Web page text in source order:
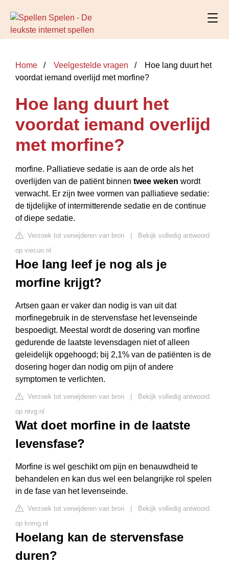
Home Veelgestelde vragen
Hoe lang duurt het
voordat iemand overlijd met morfine?
Hoe lang duurt het
voordat iemand overlijd
met morfine?
morfine. Palliatieve sedatie is aan de orde als het
overlijden van de patiënt binnen twee weken wordt
verwacht. Er zijn twee vormen van palliatieve sedatie:
de tijdelijke of intermitterende sedatie en de continue
of diepe sedatie.
Verzoek tot verwijderen van bron
Bekijk volledig antwoord
op viecuri.nl
Hoe lang leef je nog als je
morfine krijgt?
Artsen gaan er vaker dan nodig is van uit dat
morfinegebruik in de stervensfase het levenseinde
bespoedigt. Meestal wordt de dosering van morfine
gedurende de laatste levensdagen niet of alleen
geleidelijk opgehoogd; bij 2,1% van de patiënten is de
dosering hoger dan nodig om pijn of andere
symptomen te verlichten.
Verzoek tot verwijderen van bron
Bekijk volledig antwoord
op ntvg.nl
Wat doet morfine in de laatste
levensfase?
Morfine is wel geschikt om pijn en benauwdheid te
behandelen en kan dus wel een belangrijke rol spelen
in de fase van het levenseinde.
Verzoek tot verwijderen van bron
Bekijk volledig antwoord
op knmg.nl
Hoelang kan de stervensfase
duren?